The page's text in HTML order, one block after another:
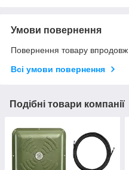
Умови повернення
Повернення товару впродовж
Всі умови повернення
Подібні товари компанії